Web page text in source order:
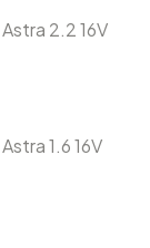
2.2 16V
1.6 16V